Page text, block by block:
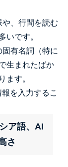
、行間を読む
いです。
有名詞（特に
生まれたばか
ます。
を入力するこ
ア語、AI
さ